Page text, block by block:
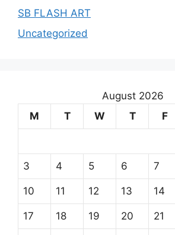
SB FLASH ART
Uncategorized
August 2026
M
T W T F
3 4 5 6 7
10 11 12 13 14
17 18 19 20 21